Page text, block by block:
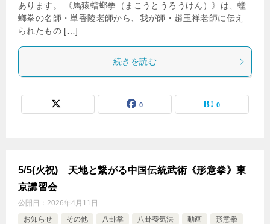
あります。 《馬猿蟷螂拳（まこうとうろうけん）》は、螳
螂拳の名師・単香陵老師から、我が師・趙玉祥老師に伝え
られたもの […]
続きを読む
0 0
5/5(火祝) 天地と繋がる中国伝統武術《形意拳》東
京講習会
公開日： 2026年4月11日
お知らせ
その他 八卦掌 八卦養気法 動画
形意拳